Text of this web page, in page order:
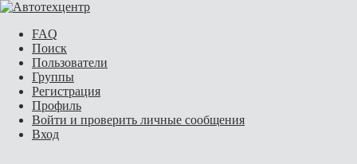
FAQ
Поиск
Пользователи
Группы
Регистрация
Профиль
Войти и проверить личные сообщения
Вход